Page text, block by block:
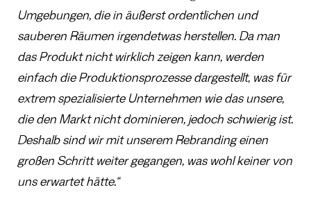
Umgebungen, die in äußerst ordentlichen und
sauberen Räumen irgendetwas herstellen. Da man
das Produkt nicht wirklich zeigen kann, werden
einfach die Produktionsprozesse dargestellt, was für
extrem spezialisierte Unternehmen wie das unsere,
die den Markt nicht dominieren, jedoch schwierig ist.
Deshalb sind wir mit unserem Rebranding einen
großen Schritt weiter gegangen, was wohl keiner von
uns erwartet hätte.“